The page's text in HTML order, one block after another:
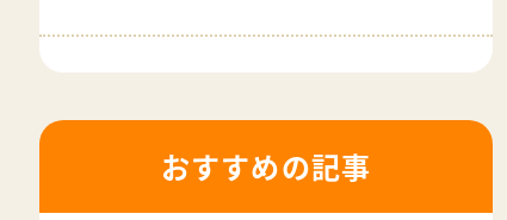
おすすめの記事